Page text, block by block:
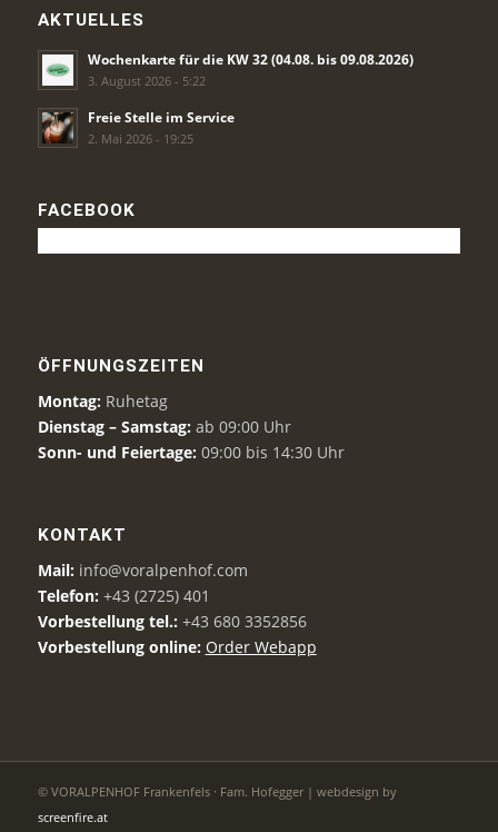
AKTUELLES
Wochenkarte für die KW 32 (04.08. bis 09.08.2026)
3. August 2026 - 5:22
Freie Stelle im Service
2. Mai 2026 - 19:25
FACEBOOK
ÖFFNUNGSZEITEN
Montag: Ruhetag
Dienstag – Samstag: ab 09:00 Uhr
Sonn- und Feiertage: 09:00 bis 14:30 Uhr
KONTAKT
Mail: info@voralpenhof.com
Telefon: +43 (2725) 401
Vorbestellung tel.: +43 680 3352856
Vorbestellung online: Order Webapp
© VORALPENHOF Frankenfels · Fam. Hofegger | webdesign by
screenfire.at